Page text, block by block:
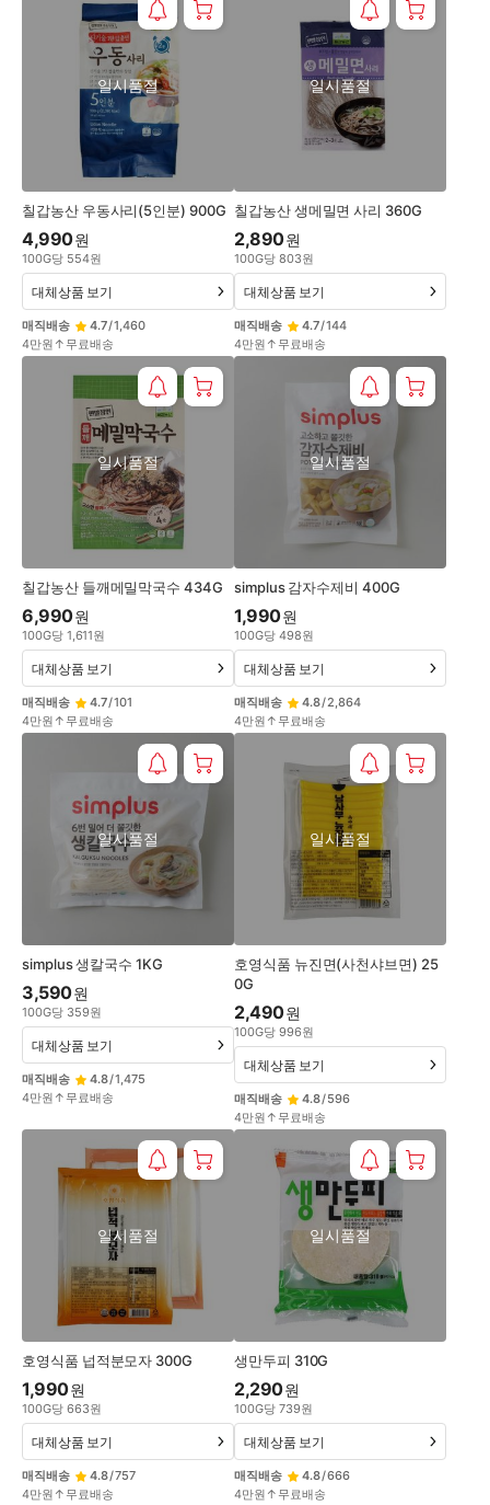
칠갑농산 우동사리(5인분) 900G
일시품절
4,990원
100G당 554원
매직배송 4.7/1,460
4만원↑무료배송
대체상품 보기
칠갑농산 생메밀면 사리 360G
일시품절
2,890원
100G당 803원
매직배송 4.7/144
4만원↑무료배송
대체상품 보기
칠갑농산 들깨메밀막국수 434G
일시품절
6,990원
100G당 1,611원
매직배송 4.7/101
4만원↑무료배송
대체상품 보기
simplus 감자수제비 400G
일시품절
1,990원
100G당 498원
매직배송 4.8/2,864
4만원↑무료배송
대체상품 보기
simplus 생칼국수 1KG
일시품절
3,590원
100G당 359원
매직배송 4.8/1,475
4만원↑무료배송
대체상품 보기
호영식품 뉴진면(사천샤브면) 25
0G
일시품절
2,490원
100G당 996원
매직배송 4.8/596
4만원↑무료배송
대체상품 보기
호영식품 넙적분모자 300G
일시품절
1,990원
100G당 663원
매직배송 4.8/757
4만원↑무료배송
대체상품 보기
생만두피 310G
일시품절
2,290원
100G당 739원
매직배송 4.8/666
4만원↑무료배송
대체상품 보기